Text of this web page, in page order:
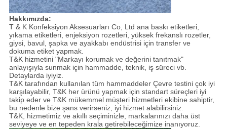
Hakkımızda:
T & K Konfeksiyon Aksesuarları Co, Ltd ana baskı etiketleri,
yıkama etiketleri, enjeksiyon rozetleri, yüksek frekanslı rozetler,
giysi, bavul, şapka ve ayakkabı endüstrisi için transfer ve
dokuma etiket yapmak.
T&K hizmetini "Markayı korumak ve değerini tanıtmak"
anlayışıyla sunmak için hammadde, teknik, iş süreci vb.
Detaylarda iyiyiz.
T&K tarafından kullanılan tüm hammaddeler Çevre testini çok iyi
karşılayabilir, T&K her ürünü yapmak için standart süreçleri iyi
takip eder ve T&K mükemmel müşteri hizmetleri ekibine sahiptir,
bu nedenle bize şans verirseniz, iyi hizmet alabilirsiniz.
T&K, hizmetimiz ve akıllı seçiminizle, markalarınızı daha üst
seviyeye ve en tepeden krala getirebileceğimize inanıyoruz.